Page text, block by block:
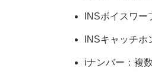
INSボイスワ
INSキャッチ
iナンバー：複